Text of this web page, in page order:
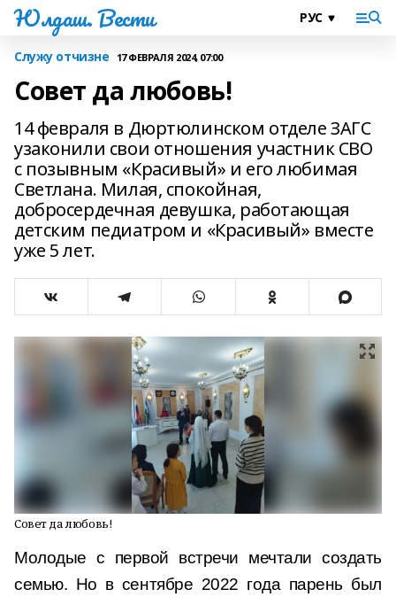
Юлдаш. Вести
Служу отчизне 17 ФЕВРАЛЯ 2024, 07:00
Совет да любовь!
14 февраля в Дюртюлинском отделе ЗАГС
узаконили свои отношения участник СВО
с позывным «Красивый» и его любимая
Светлана. Милая, спокойная,
добросердечная девушка, работающая
детским педиатром и «Красивый» вместе
уже 5 лет.
Совет да любовь!
Молодые с первой встречи мечтали создать
семью. Но в сентябре 2022 года парень был